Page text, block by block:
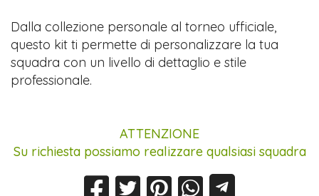
Dalla collezione personale al torneo ufficiale,
questo kit ti permette di personalizzare la tua
squadra con un livello di dettaglio e stile
professionale.
ATTENZIONE
Su richiesta possiamo realizzare qualsiasi squadra